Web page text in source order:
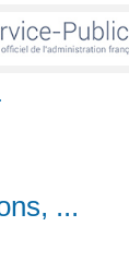
...